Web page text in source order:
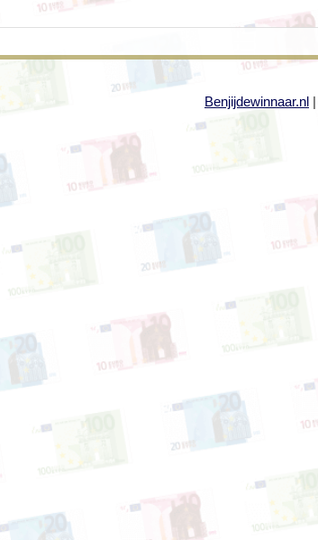
Benjijdewinnaar.nl |